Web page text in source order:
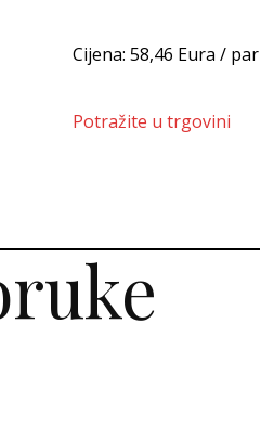
Cijena: 58,46 Eura / par
Potražite u trgovini